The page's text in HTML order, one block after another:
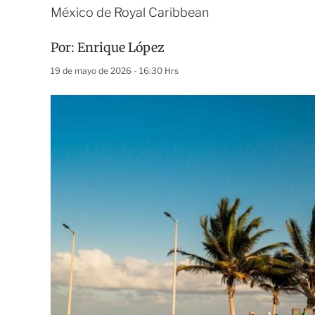
México de Royal Caribbean
Por: Enrique López
19 de mayo de 2026 - 16:30 Hrs